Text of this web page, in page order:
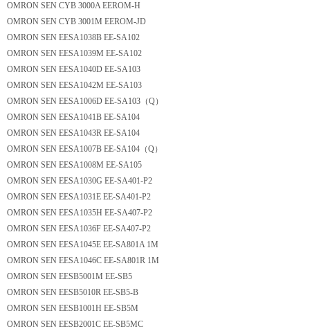
OMRON SEN CYB 3000A EEROM-H
OMRON SEN CYB 3001M EEROM-JD
OMRON SEN EESA1038B EE-SA102
OMRON SEN EESA1039M EE-SA102
OMRON SEN EESA1040D EE-SA103
OMRON SEN EESA1042M EE-SA103
OMRON SEN EESA1006D EE-SA103（Q）
OMRON SEN EESA1041B EE-SA104
OMRON SEN EESA1043R EE-SA104
OMRON SEN EESA1007B EE-SA104（Q）
OMRON SEN EESA1008M EE-SA105
OMRON SEN EESA1030G EE-SA401-P2
OMRON SEN EESA1031E EE-SA401-P2
OMRON SEN EESA1035H EE-SA407-P2
OMRON SEN EESA1036F EE-SA407-P2
OMRON SEN EESA1045E EE-SA801A 1M
OMRON SEN EESA1046C EE-SA801R 1M
OMRON SEN EESB5001M EE-SB5
OMRON SEN EESB5010R EE-SB5-B
OMRON SEN EESB1001H EE-SB5M
OMRON SEN EESB2001C EE-SB5MC